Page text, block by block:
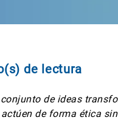
de lectura
de ideas
de forma ética